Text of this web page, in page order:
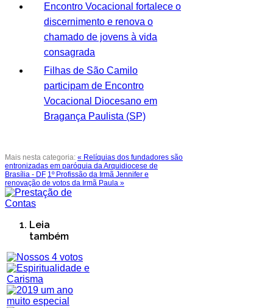
Encontro Vocacional fortalece o
discernimento e renova o
chamado de jovens à vida
consagrada
Filhas de São Camilo
participam de Encontro
Vocacional Diocesano em
Bragança Paulista (SP)
Mais nesta categoria: « Relíquias dos fundadores são
entronizadas em paróquia da Arquidiocese de
Brasília - DF 1º Profissão da Irmã Jennifer e
renovação de votos da Irmã Paula »
Leia
também